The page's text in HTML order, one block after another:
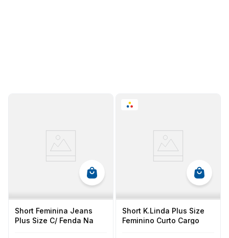
Short Feminina Jeans
Plus Size C/ Fenda Na
Short K.Linda Plus Size
Feminino Curto Cargo